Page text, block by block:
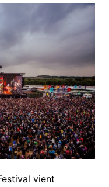
vient